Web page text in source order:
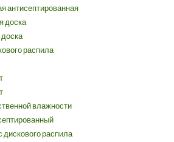
антисептированная
доска
распила
влажности
дискового распила